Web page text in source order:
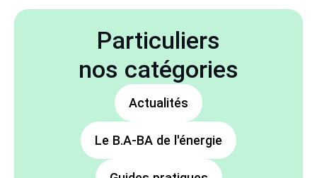
Particuliers
nos catégories
Actualités
Le B.A-BA de l'énergie